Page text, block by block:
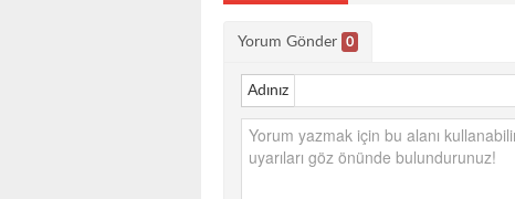
Yorum Gönder 0
Adınız